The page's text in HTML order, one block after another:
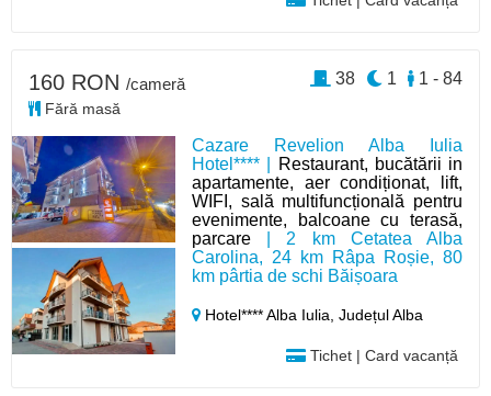
Cazare Revelion Alba Iulia
Hotel**** |
Restaurant, bucătării in
apartamente, aer condiționat, lift,
WIFI, sală multifuncțională pentru
evenimente, balcoane cu terasă,
parcare | 2 km Cetatea Alba
Carolina, 24 km Râpa Roșie, 80
km pârtia de schi Băișoara
Hotel**** Alba Iulia,Județul Alba
Tichet | Card vacanță
160 RON /cameră
Fără masă
1 - 84
1
38